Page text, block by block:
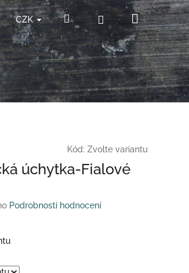
CZK HledatPřihlášeníNákupní
košík
Kód: Zvolte variantu
úchytka-Fialové
Podrobnosti hodnocení